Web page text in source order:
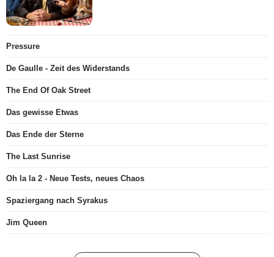
Pressure
De Gaulle - Zeit des Widerstands
The End Of Oak Street
Das gewisse Etwas
Das Ende der Sterne
The Last Sunrise
Oh la la 2 - Neue Tests, neues Chaos
Spaziergang nach Syrakus
Jim Queen